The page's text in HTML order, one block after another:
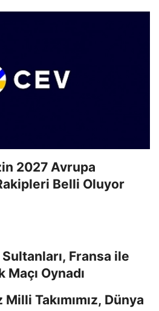
2027 Avrupa
Belli Oluyor
Fransa ile
Maçı Oynadı
Milli Takımımız, Dünya